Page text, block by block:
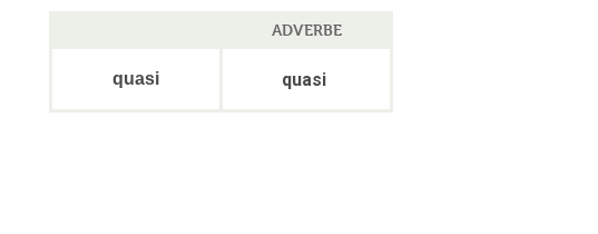
ADVERBE
quasi quasi